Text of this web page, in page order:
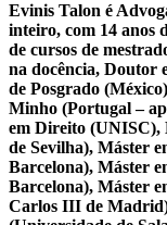
Evinis Talon é
inteiro, com 14 anos
de cursos de
na docência, Doutor
de Posgrado
Minho (Portugal –
em Direito (UNISC),
de Sevilha), Máster
Barcelona), Máster
Barcelona), Máster
Carlos III de